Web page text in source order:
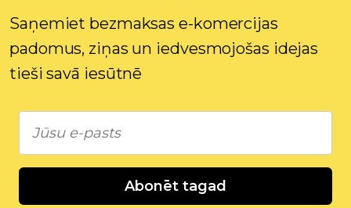
Saņemiet bezmaksas e-komercijas
padomus, ziņas un iedvesmojošas idejas
tieši savā iesūtnē
Abonēt tagad